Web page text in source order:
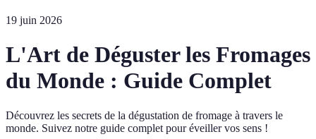
19 juin 2026
L'Art de Déguster les Fromages
du Monde : Guide Complet
Découvrez les secrets de la dégustation de fromage à travers le
monde. Suivez notre guide complet pour éveiller vos sens !